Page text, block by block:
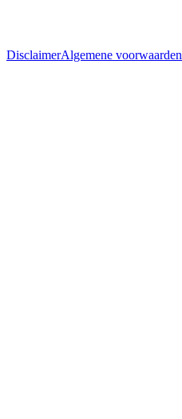
DisclaimerAlgemene voorwaarden